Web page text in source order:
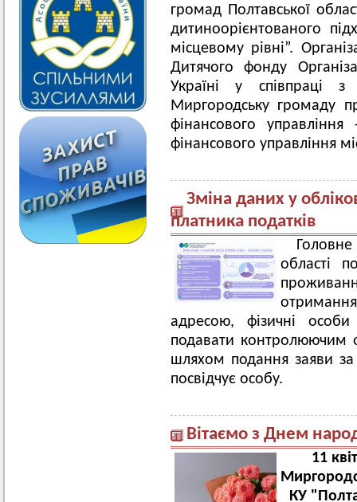
громад Полтавської
дитиноорієнтованого
місцевому рівні”.
Дитячого фонду
Україні у співпраці з
Миргородську громаду
фінансового
фінансового управління
Зміна даних у
платника податків
області
адресою, фізичні
подавати контролюючим
шляхом подання заяви
посвідчує особу.
Вітаємо з Днем
11
КУ